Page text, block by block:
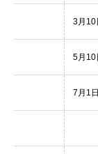
3月10
5月10
7月1日